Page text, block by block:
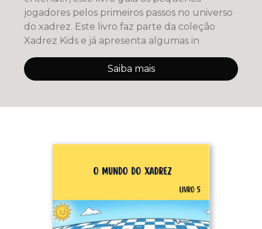
jogadores pelos primeiros passos no universo
do xadrez. Este livro faz parte da coleção
Xadrez Kids e já apresenta algumas in
Saiba mais